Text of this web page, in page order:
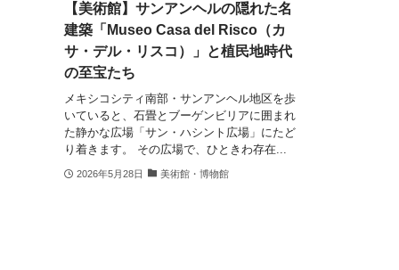
【美術館】サンアンヘルの隠れた名
建築「Museo Casa del Risco（カ
サ・デル・リスコ）」と植民地時代
の至宝たち
メキシコシティ南部・サンアンヘル地区を歩
いていると、石畳とブーゲンビリアに囲まれ
た静かな広場「サン・ハシント広場」にたど
り着きます。 その広場で、ひときわ存在...
2026年5月28日 美術館・博物館